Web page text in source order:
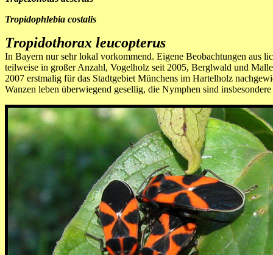
Tropidophlebia costalis
Tropidothorax leucopterus
In Bayern nur sehr lokal vorkommend. Eigene Beobachtungen aus
teilweise in großer Anzahl, Vogelholz seit 2005, Berglwald und
2007 erstmalig für das Stadtgebiet Münchens im Hartelholz
Wanzen leben überwiegend gesellig, die Nymphen sind